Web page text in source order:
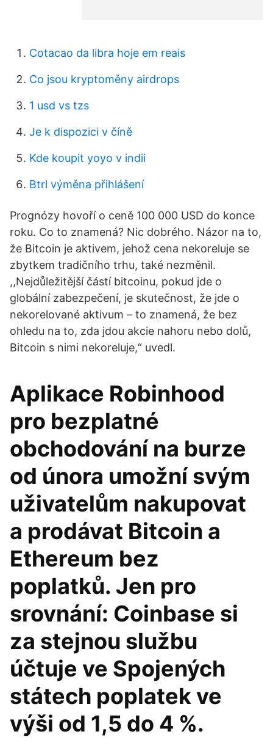
Cotacao da libra hoje em reais
Co jsou kryptoměny airdrops
1 usd vs tzs
Je k dispozici v číně
Kde koupit yoyo v indii
Btrl výměna přihlášení
Prognózy hovoří o ceně 100 000 USD do konce
roku. Co to znamená? Nic dobrého. Názor na to,
že Bitcoin je aktivem, jehož cena nekoreluje se
zbytkem tradičního trhu, také nezměnil.
,,Nejdůležitější částí bitcoinu, pokud jde o
globální zabezpečení, je skutečnost, že jde o
nekorelované aktivum – to znamená, že bez
ohledu na to, zda jdou akcie nahoru nebo dolů,
Bitcoin s nimi nekoreluje,“ uvedl.
Aplikace Robinhood
pro bezplatné
obchodování na burze
od února umožní svým
uživatelům nakupovat
a prodávat Bitcoin a
Ethereum bez
poplatků. Jen pro
srovnání: Coinbase si
za stejnou službu
účtuje ve Spojených
státech poplatek ve
výši od 1,5 do 4 %.